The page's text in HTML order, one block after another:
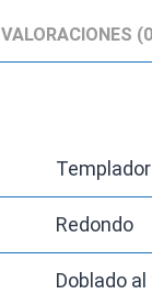
VALORACIONES
Redondo
Doblado